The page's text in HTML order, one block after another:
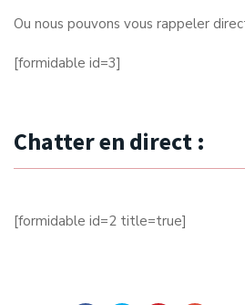
Ou nous pouvons vous rappeler
[formidable id=3]
Chatter en direct :
[formidable id=2 title=true]